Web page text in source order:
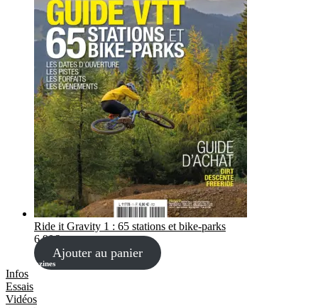
Ride it Gravity 1 : 65 stations et bike-parks
6,90€
Ajouter au panier
Les Magazines
Infos
Essais
Vidéos